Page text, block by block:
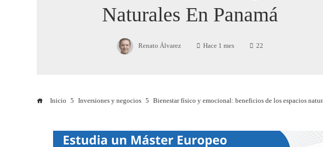
Naturales En Panamá
Renato Álvarez Hace 1 mes 22
Inicio Inversiones y negocios Bienestar físico y emocional: beneficios de los espacios